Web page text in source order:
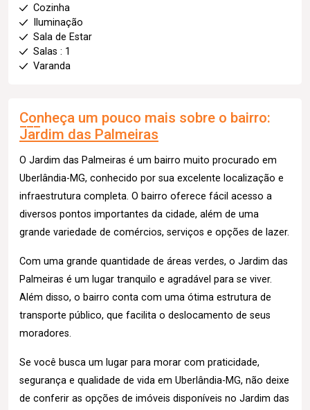
Cozinha
Iluminação
Sala de Estar
Salas : 1
Varanda
Conheça um pouco mais sobre o bairro:
Jardim das Palmeiras
O Jardim das Palmeiras é um bairro muito procurado em
Uberlândia-MG, conhecido por sua excelente localização e
infraestrutura completa. O bairro oferece fácil acesso a
diversos pontos importantes da cidade, além de uma
grande variedade de comércios, serviços e opções de lazer.
Com uma grande quantidade de áreas verdes, o Jardim das
Palmeiras é um lugar tranquilo e agradável para se viver.
Além disso, o bairro conta com uma ótima estrutura de
transporte público, que facilita o deslocamento de seus
moradores.
Se você busca um lugar para morar com praticidade,
segurança e qualidade de vida em Uberlândia-MG, não deixe
de conferir as opções de imóveis disponíveis no Jardim das